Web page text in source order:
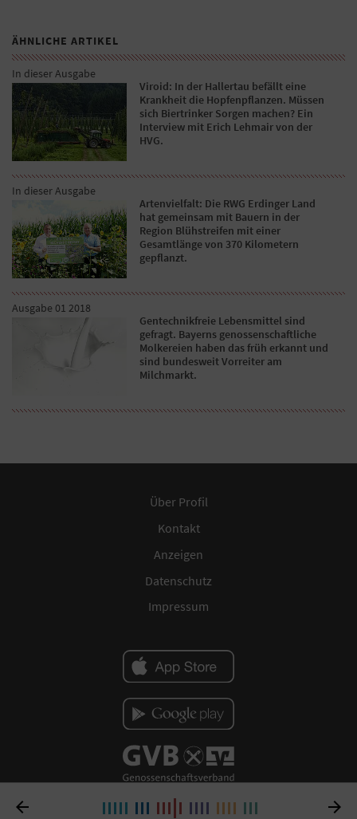
ÄHNLICHE ARTIKEL
In dieser Ausgabe
Viroid: In der Hallertau befällt eine
Krankheit die Hopfenpflanzen. Müssen
sich Biertrinker Sorgen machen? Ein
Interview mit Erich Lehmair von der
HVG.
In dieser Ausgabe
Artenvielfalt: Die RWG Erdinger Land
hat gemeinsam mit Bauern in der
Region Blühstreifen mit einer
Gesamtlänge von 370 Kilometern
gepflanzt.
Ausgabe 01 2018
Gentechnikfreie Lebensmittel sind
gefragt. Bayerns genossenschaftliche
Molkereien haben das früh erkannt und
sind bundesweit Vorreiter am
Milchmarkt.
 
Über Profil
Kontakt
Anzeigen
Datenschutz
Impressum